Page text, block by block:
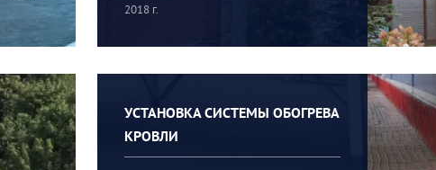
2018 г.
УСТАНОВКА СИСТЕМЫ ОБОГРЕВА
КРОВЛИ